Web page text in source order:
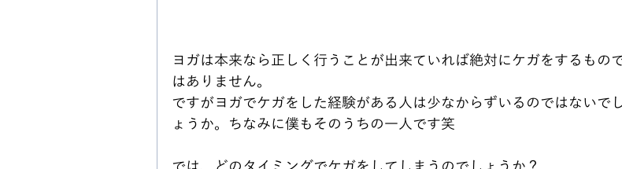
ヨガは本来なら正しく行うことが出来ていれば絶対にケガをするもの
はありません。
ですがヨガでケガをした経験がある人は少なからずいるのではないでし
ょうか。ちなみに僕もそのうちの一人です笑